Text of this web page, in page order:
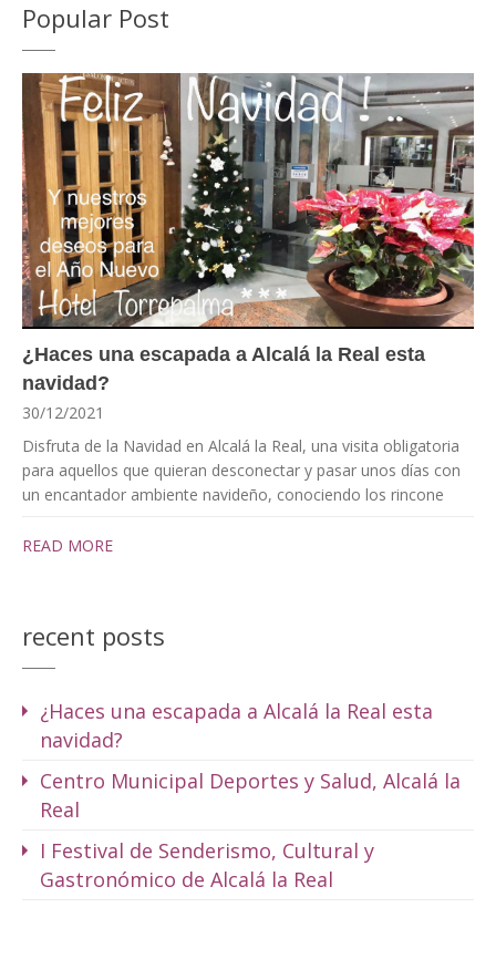
Popular Post
¿Haces una escapada a Alcalá la Real esta
navidad?
30/12/2021
Disfruta de la Navidad en Alcalá la Real, una visita obligatoria
para aquellos que quieran desconectar y pasar unos días con
un encantador ambiente navideño, conociendo los rincone
READ MORE
recent posts
¿Haces una escapada a Alcalá la Real esta
navidad?
Centro Municipal Deportes y Salud, Alcalá la
Real
I Festival de Senderismo, Cultural y
Gastronómico de Alcalá la Real